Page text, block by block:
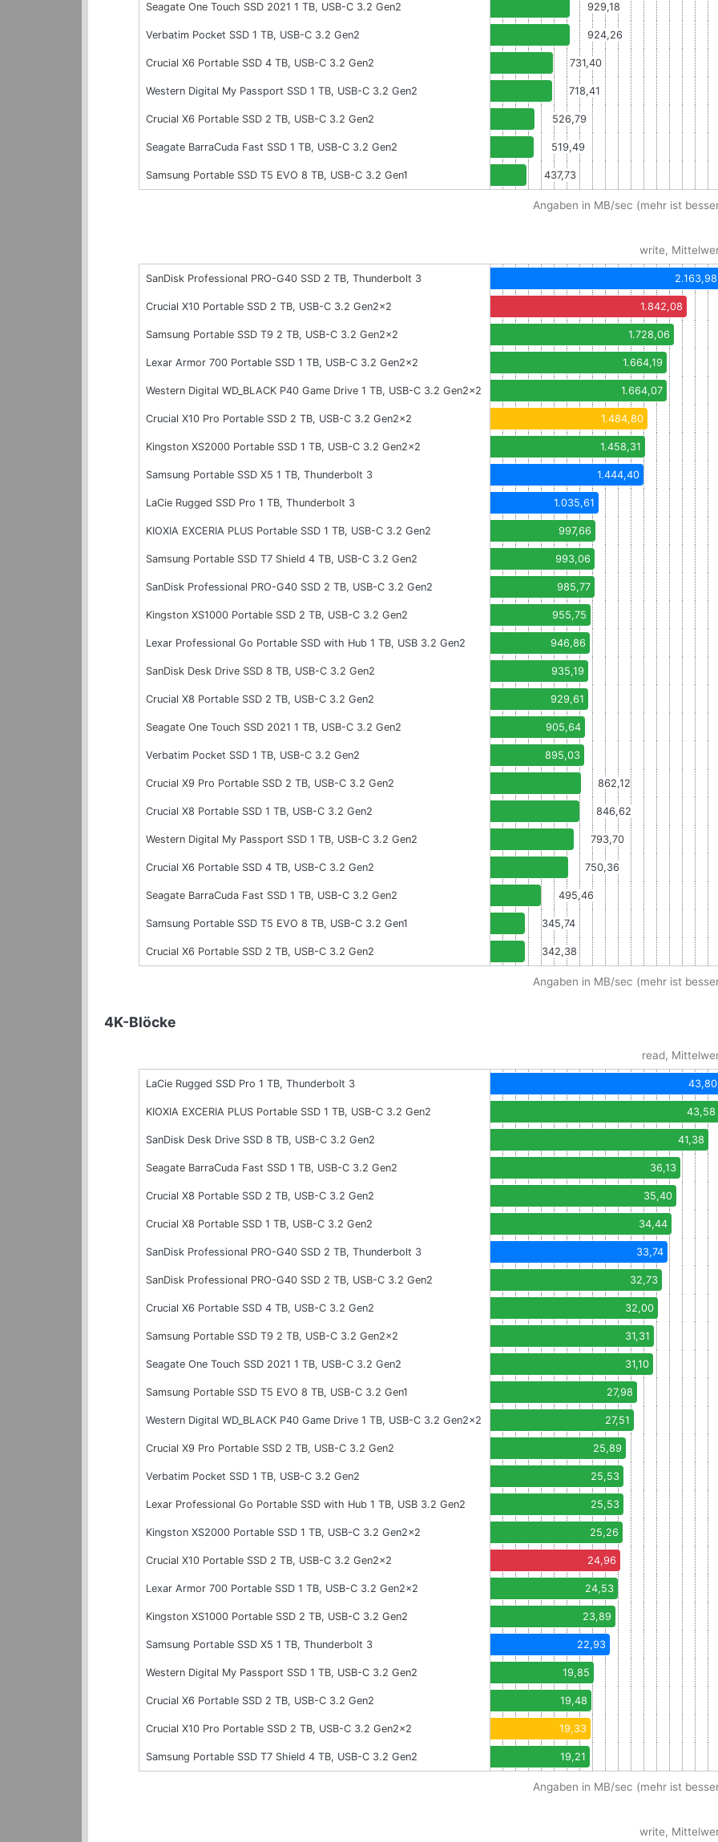
Seagate One Touch SSD 2021 1 TB, USB-C 3.2 Gen2 929,18
Verbatim Pocket SSD 1 TB, USB-C 3.2 Gen2 924,26
Crucial X6 Portable SSD 4 TB, USB-C 3.2 Gen2 731,40
Western Digital My Passport SSD 1 TB, USB-C 3.2 Gen2 718,41
Crucial X6 Portable SSD 2 TB, USB-C 3.2 Gen2 526,79
Seagate BarraCuda Fast SSD 1 TB, USB-C 3.2 Gen2 519,49
Samsung Portable SSD T5 EVO 8 TB, USB-C 3.2 Gen1 437,73
Angaben in MB/sec (mehr ist
write,
SanDisk Professional PRO-G40 SSD 2 TB, Thunderbolt 3 2.163,98
Crucial X10 Portable SSD 2 TB, USB-C 3.2 Gen2x2 1.842,08
Samsung Portable SSD T9 2 TB, USB-C 3.2 Gen2x2 1.728,06
Lexar Armor 700 Portable SSD 1 TB, USB-C 3.2 Gen2x2 1.664,19
Western Digital WD_BLACK P40 Game Drive 1 TB, USB-C 3.2 Gen2x2 1.664,07
Crucial X10 Pro Portable SSD 2 TB, USB-C 3.2 Gen2x2 1.484,80
Kingston XS2000 Portable SSD 1 TB, USB-C 3.2 Gen2x2 1.458,31
Samsung Portable SSD X5 1 TB, Thunderbolt 3 1.444,40
LaCie Rugged SSD Pro 1 TB, Thunderbolt 3 1.035,61
KIOXIA EXCERIA PLUS Portable SSD 1 TB, USB-C 3.2 Gen2 997,66
Samsung Portable SSD T7 Shield 4 TB, USB-C 3.2 Gen2 993,06
SanDisk Professional PRO-G40 SSD 2 TB, USB-C 3.2 Gen2 985,77
Kingston XS1000 Portable SSD 2 TB, USB-C 3.2 Gen2 955,75
Lexar Professional Go Portable SSD with Hub 1 TB, USB 3.2 Gen2 946,86
SanDisk Desk Drive SSD 8 TB, USB-C 3.2 Gen2 935,19
Crucial X8 Portable SSD 2 TB, USB-C 3.2 Gen2 929,61
Seagate One Touch SSD 2021 1 TB, USB-C 3.2 Gen2 905,64
Verbatim Pocket SSD 1 TB, USB-C 3.2 Gen2 895,03
Crucial X9 Pro Portable SSD 2 TB, USB-C 3.2 Gen2 862,12
Crucial X8 Portable SSD 1 TB, USB-C 3.2 Gen2 846,62
Western Digital My Passport SSD 1 TB, USB-C 3.2 Gen2 793,70
Crucial X6 Portable SSD 4 TB, USB-C 3.2 Gen2 750,36
Seagate BarraCuda Fast SSD 1 TB, USB-C 3.2 Gen2 495,46
Samsung Portable SSD T5 EVO 8 TB, USB-C 3.2 Gen1 345,74
Crucial X6 Portable SSD 2 TB, USB-C 3.2 Gen2 342,38
Angaben in MB/sec (mehr ist
4K-Blöcke
read,
LaCie Rugged SSD Pro 1 TB, Thunderbolt 3 43,80
KIOXIA EXCERIA PLUS Portable SSD 1 TB, USB-C 3.2 Gen2 43,58
SanDisk Desk Drive SSD 8 TB, USB-C 3.2 Gen2 41,38
Seagate BarraCuda Fast SSD 1 TB, USB-C 3.2 Gen2 36,13
Crucial X8 Portable SSD 2 TB, USB-C 3.2 Gen2 35,40
Crucial X8 Portable SSD 1 TB, USB-C 3.2 Gen2 34,44
SanDisk Professional PRO-G40 SSD 2 TB, Thunderbolt 3 33,74
SanDisk Professional PRO-G40 SSD 2 TB, USB-C 3.2 Gen2 32,73
Crucial X6 Portable SSD 4 TB, USB-C 3.2 Gen2 32,00
Samsung Portable SSD T9 2 TB, USB-C 3.2 Gen2x2 31,31
Seagate One Touch SSD 2021 1 TB, USB-C 3.2 Gen2 31,10
Samsung Portable SSD T5 EVO 8 TB, USB-C 3.2 Gen1 27,98
Western Digital WD_BLACK P40 Game Drive 1 TB, USB-C 3.2 Gen2x2 27,51
Crucial X9 Pro Portable SSD 2 TB, USB-C 3.2 Gen2 25,89
Verbatim Pocket SSD 1 TB, USB-C 3.2 Gen2 25,53
Lexar Professional Go Portable SSD with Hub 1 TB, USB 3.2 Gen2 25,53
Kingston XS2000 Portable SSD 1 TB, USB-C 3.2 Gen2x2 25,26
Crucial X10 Portable SSD 2 TB, USB-C 3.2 Gen2x2 24,96
Lexar Armor 700 Portable SSD 1 TB, USB-C 3.2 Gen2x2 24,53
Kingston XS1000 Portable SSD 2 TB, USB-C 3.2 Gen2 23,89
Samsung Portable SSD X5 1 TB, Thunderbolt 3 22,93
Western Digital My Passport SSD 1 TB, USB-C 3.2 Gen2 19,85
Crucial X6 Portable SSD 2 TB, USB-C 3.2 Gen2 19,48
Crucial X10 Pro Portable SSD 2 TB, USB-C 3.2 Gen2x2 19,33
Samsung Portable SSD T7 Shield 4 TB, USB-C 3.2 Gen2 19,21
Angaben in MB/sec (mehr ist
write,